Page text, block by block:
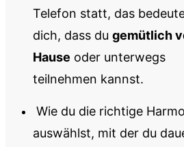
Telefon statt, das
dich, dass du gemütlich
Hause oder unterwegs
teilnehmen kannst.
​Wie du die richtige
auswählst, mit der du